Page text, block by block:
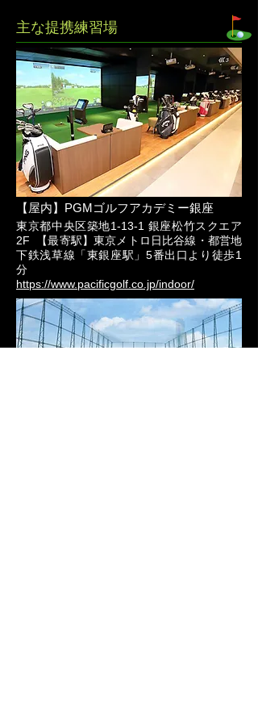
主な提携練習場
【屋内】PGMゴルフアカデミー銀座
東京都中央区築地1-13-1 銀座松竹スクエア
2F 【最寄駅】東京メトロ日比谷線・都営地
下鉄浅草線「東銀座駅」5番出口より徒歩1
分
https://www.pacificgolf.co.jp/indoor/